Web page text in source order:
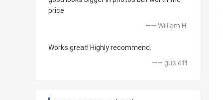
price
—— William H.
Works great! Highly recommend.
—— gus ott